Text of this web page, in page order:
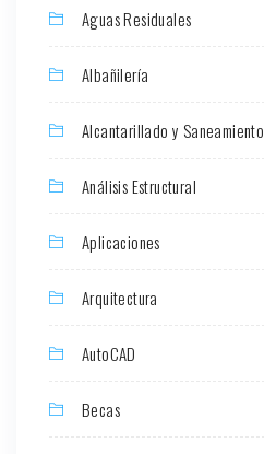
Aguas Residuales
Albañilería
Alcantarillado y Saneamiento
Análisis Estructural
Aplicaciones
Arquitectura
AutoCAD
Becas